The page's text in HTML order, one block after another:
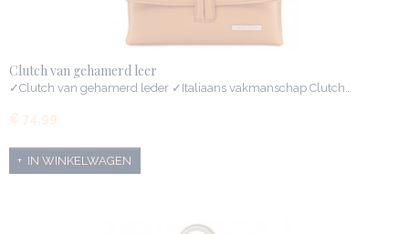
Clutch van gehamerd leer
✓Clutch van gehamerd leder ✓Italiaans vakmanschap Clutch…
€ 74,99
IN WINKELWAGEN